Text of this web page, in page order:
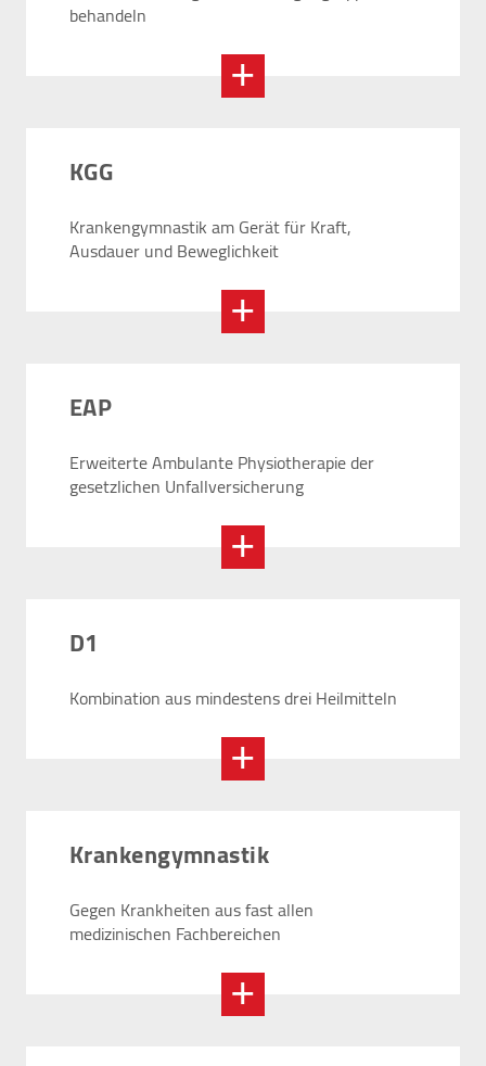
behandeln
KGG
Krankengymnastik am Gerät für Kraft,
Ausdauer und Beweglichkeit
EAP
Erweiterte Ambulante Physiotherapie der
gesetzlichen Unfallversicherung
D1
Kombination aus mindestens drei Heilmitteln
Krankengymnastik
Gegen Krankheiten aus fast allen
medizinischen Fachbereichen
Felix Burda Stiftung